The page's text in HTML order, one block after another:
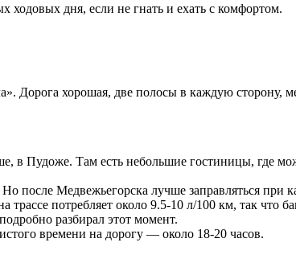
дня, если не гнать и ехать с комфортом.
Дорога хорошая, две полосы в каждую сторону,
Пудоже. Там есть небольшие гостиницы, где
после Медвежьегорска лучше заправляться при
потребляет около 9.5-10 л/100 км, так что
разбирал этот момент.
времени на дорогу — около 18-20 часов.